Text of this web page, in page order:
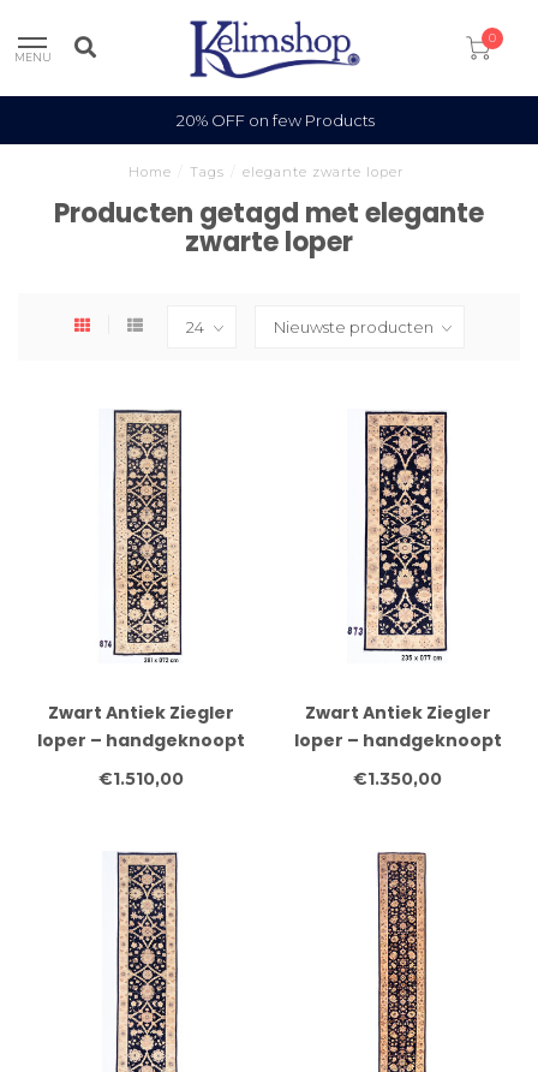
MENU
0
20% OFF on few Products
Home Tags elegante zwarte loper
Producten getagd met elegante
zwarte loper
Zwart Antiek Ziegler
loper – handgeknoopt
wollen tapijt – 281 x 072
€1.510,00
Zwart Antiek Ziegler
loper – handgeknoopt
wollen tapijt – 235 x 077
€1.350,00